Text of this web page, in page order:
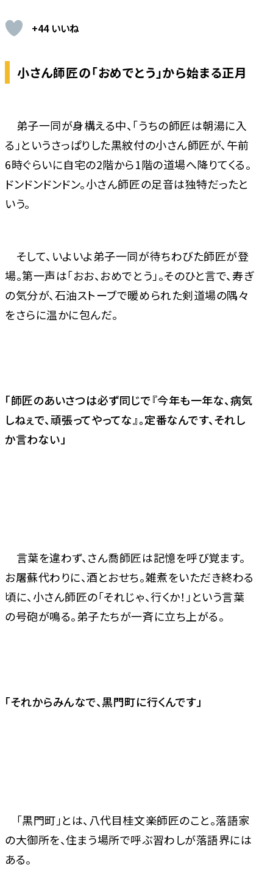
+44 いいね
小さん師匠の「おめでとう」から始まる正月
弟子一同が身構える中、「うちの師匠は朝湯に入
る」というさっぱりした黒紋付の小さん師匠が、午前
6時ぐらいに自宅の2階から1階の道場へ降りてくる。
ドンドンドンドン。小さん師匠の足音は独特だったと
いう。
そして、いよいよ弟子一同が待ちわびた師匠が登
場。第一声は「おお、おめでとう」。そのひと言で、寿ぎ
の気分が、石油ストーブで暖められた剣道場の隅々
をさらに温かに包んだ。
「師匠のあいさつは必ず同じで『今年も一年な、病気
しねぇで、頑張ってやってな』。定番なんです、それし
か言わない」
言葉を違わず、さん喬師匠は記憶を呼び覚ます。
お屠蘇代わりに、酒とおせち。雑煮をいただき終わる
頃に、小さん師匠の「それじゃ、行くか！」という言葉
の号砲が鳴る。弟子たちが一斉に立ち上がる。
「それからみんなで、黒門町に行くんです」
「黒門町」とは、八代目桂文楽師匠のこと。落語家
の大御所を、住まう場所で呼ぶ習わしが落語界には
ある。